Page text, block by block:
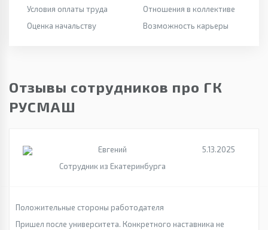
Условия оплаты труда
Отношения в коллективе
Оценка начальству
Возможность карьеры
Отзывы сотрудников про ГК
РУСМАШ
Евгений
Сотрудник из Екатеринбурга
5.13.2025
Положительные стороны работодателя
Пришел после университета. Конкретного наставника не